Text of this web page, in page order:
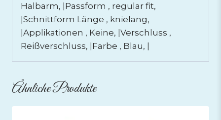
Halbarm, |Passform , regular fit,
|Schnittform Länge , knielang,
|Applikationen , Keine, |Verschluss ,
Reißverschluss, |Farbe , Blau, |
Ähnliche Produkte